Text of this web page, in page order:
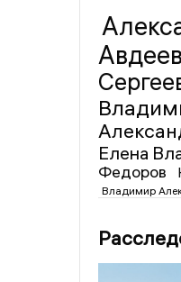
Авдеев
Елена
Федоров
Владимир